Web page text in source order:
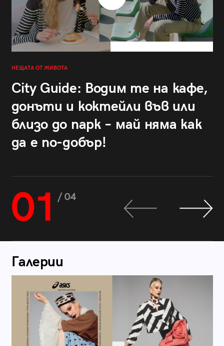
НЕЩАТА ОТ ЖИВОТА
City Guide: Водим те на кафе,
донъти и коктейли във или
близо до парк – май няма как
да е по-добър!
01 / 04
Галерии